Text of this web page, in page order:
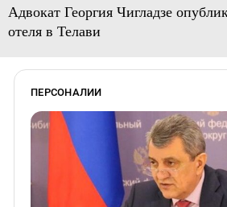
Адвокат Георгия Чигладзе
отеля в Телави
ПЕРСОНАЛИИ